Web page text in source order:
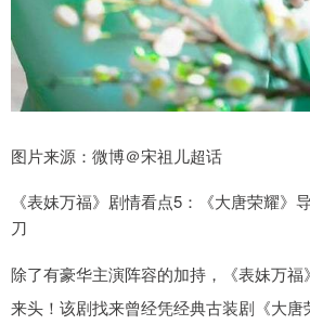
图片来源：微博＠宋祖儿超话
《表妹万福》剧情看点5：《大唐荣耀》
刀
除了有豪华主演阵容的加持，《表妹万
来头！该剧找来曾经凭经典古装剧《大